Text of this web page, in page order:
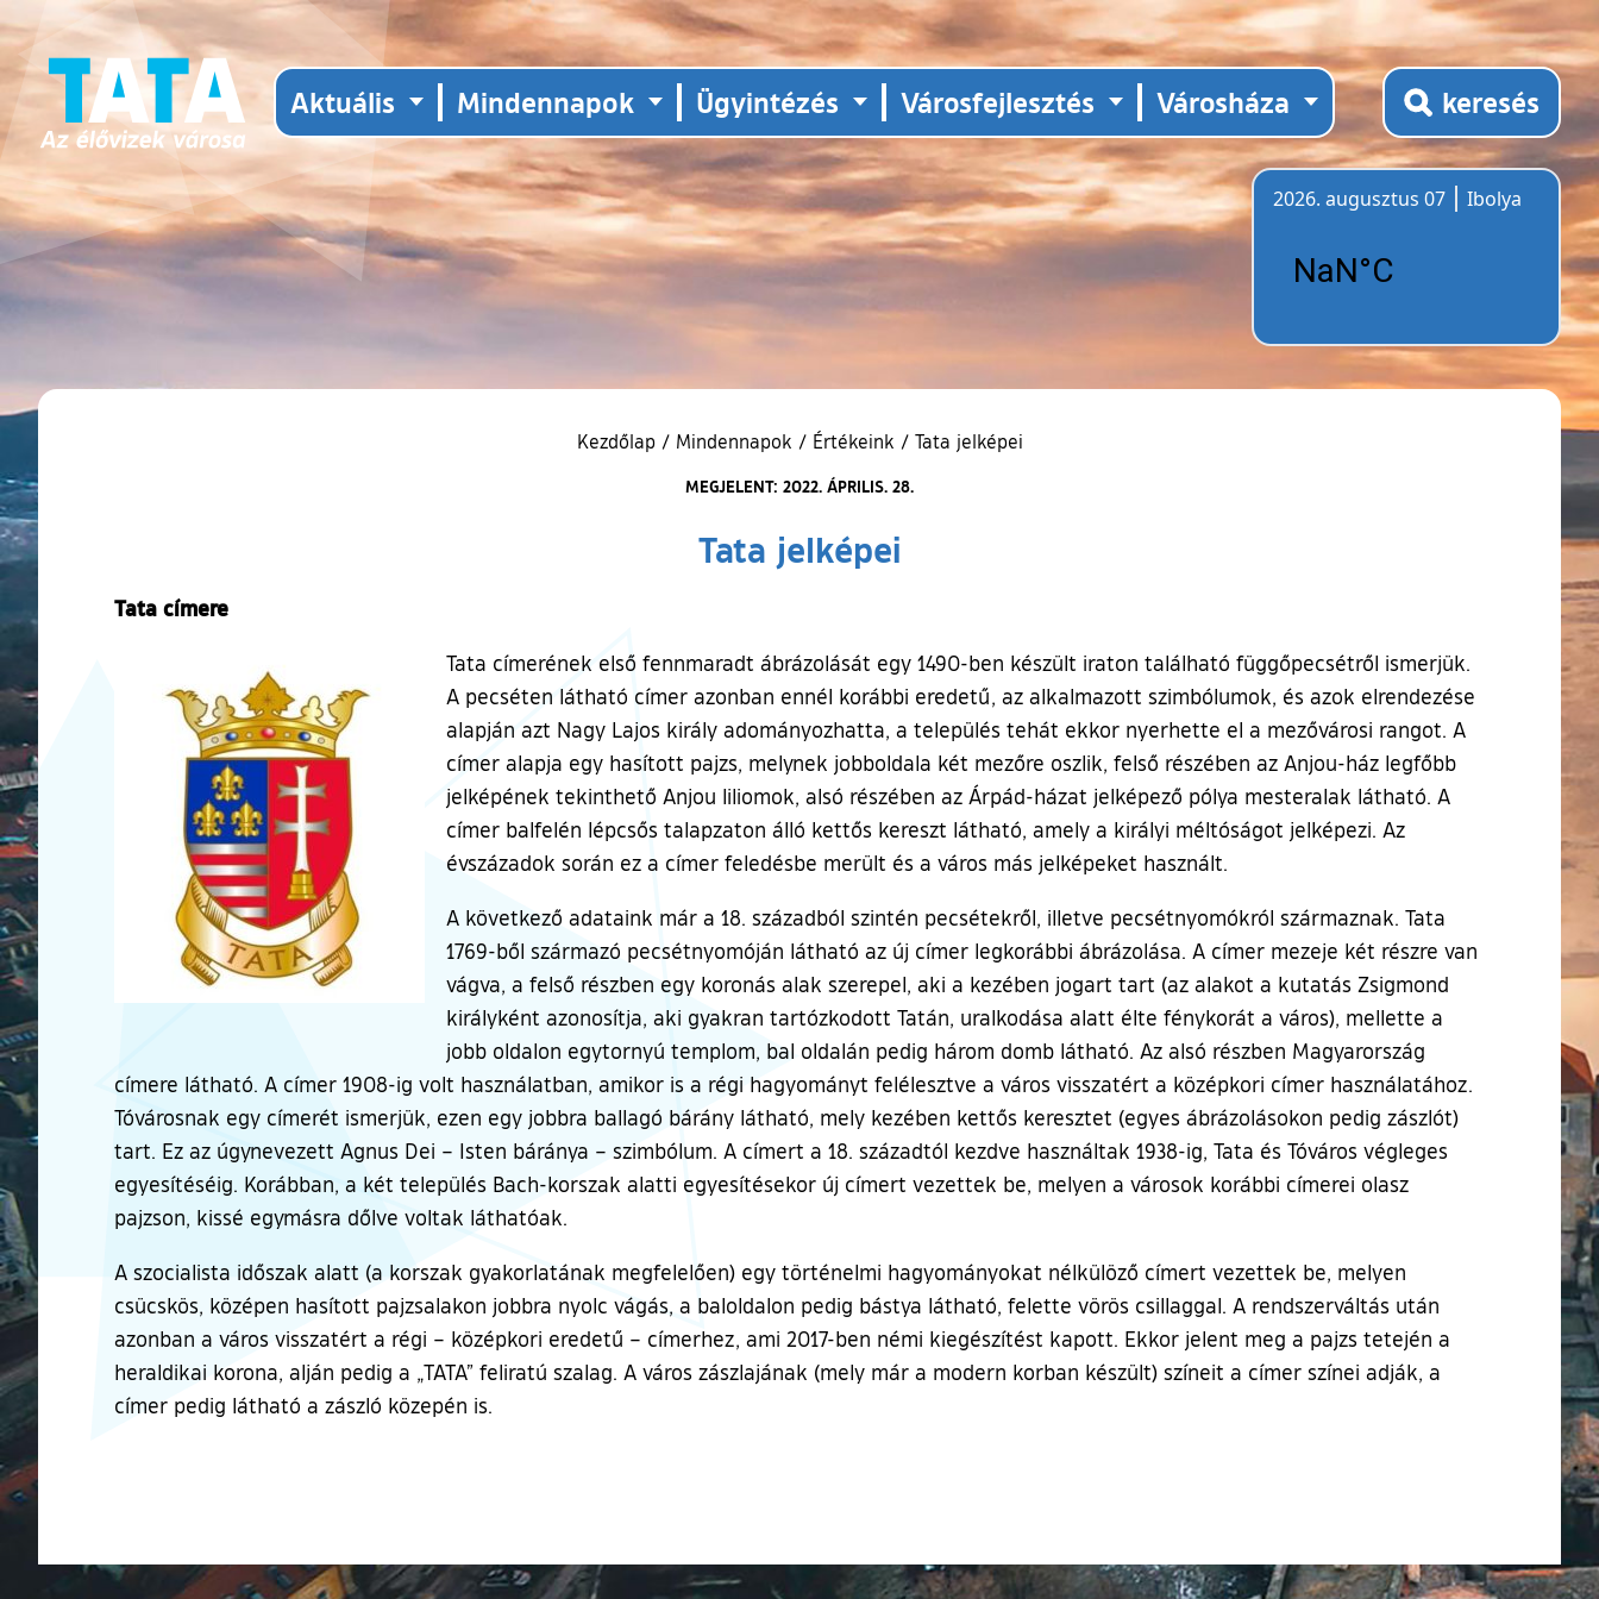
Aktuális Mindennapok Ügyintézés Városfejlesztés Városháza keresés
2026. augusztus 07
Ibolya
Kezdőlap / Mindennapok / Értékeink / Tata jelképei
MEGJELENT: 2022. ÁPRILIS. 28.
Tata jelképei
Tata címere
Tata címerének első fennmaradt ábrázolását egy 1490-ben készült iraton található függőpecsétről ismerjük.
A pecséten látható címer azonban ennél korábbi eredetű, az alkalmazott szimbólumok, és azok elrendezése
alapján azt Nagy Lajos király adományozhatta, a település tehát ekkor nyerhette el a mezővárosi rangot. A
címer alapja egy hasított pajzs, melynek jobboldala két mezőre oszlik, felső részében az Anjou-ház legfőbb
jelképének tekinthető Anjou liliomok, alsó részében az Árpád-házat jelképező pólya mesteralak látható. A
címer balfelén lépcsős talapzaton álló kettős kereszt látható, amely a királyi méltóságot jelképezi. Az
évszázadok során ez a címer feledésbe merült és a város más jelképeket használt.
A következő adataink már a 18. századból szintén pecsétekről, illetve pecsétnyomókról származnak. Tata
1769-ből származó pecsétnyomóján látható az új címer legkorábbi ábrázolása. A címer mezeje két részre van
vágva, a felső részben egy koronás alak szerepel, aki a kezében jogart tart (az alakot a kutatás Zsigmond
királyként azonosítja, aki gyakran tartózkodott Tatán, uralkodása alatt élte fénykorát a város), mellette a
jobb oldalon egytornyú templom, bal oldalán pedig három domb látható. Az alsó részben Magyarország
címere látható. A címer 1908-ig volt használatban, amikor is a régi hagyományt felélesztve a város visszatért a középkori címer használatához.
Tóvárosnak egy címerét ismerjük, ezen egy jobbra ballagó bárány látható, mely kezében kettős keresztet (egyes ábrázolásokon pedig zászlót)
tart. Ez az úgynevezett Agnus Dei – Isten báránya – szimbólum. A címert a 18. századtól kezdve használtak 1938-ig, Tata és Tóváros végleges
egyesítéséig. Korábban, a két település Bach-korszak alatti egyesítésekor új címert vezettek be, melyen a városok korábbi címerei olasz
pajzson, kissé egymásra dőlve voltak láthatóak.
A szocialista időszak alatt (a korszak gyakorlatának megfelelően) egy történelmi hagyományokat nélkülöző címert vezettek be, melyen
csücskös, középen hasított pajzsalakon jobbra nyolc vágás, a baloldalon pedig bástya látható, felette vörös csillaggal. A rendszerváltás után
azonban a város visszatért a régi – középkori eredetű – címerhez, ami 2017-ben némi kiegészítést kapott. Ekkor jelent meg a pajzs tetején a
heraldikai korona, alján pedig a „TATA” feliratú szalag. A város zászlajának (mely már a modern korban készült) színeit a címer színei adják, a
címer pedig látható a zászló közepén is.